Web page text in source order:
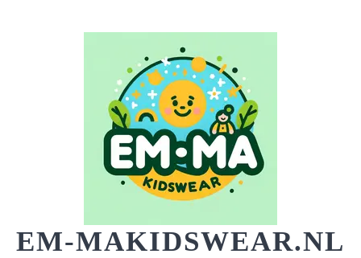
EM-MAKIDSWEAR.NL